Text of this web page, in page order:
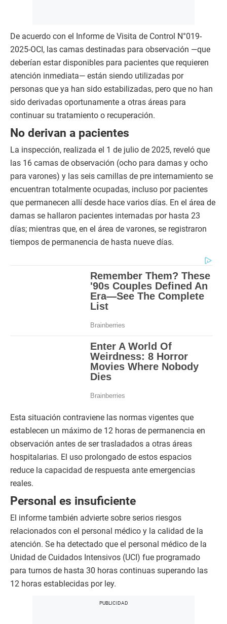
De acuerdo con el Informe de Visita de Control N°019-
2025-OCI, las camas destinadas para observación —que
deberían estar disponibles para pacientes que requieren
atención inmediata— están siendo utilizadas por
personas que ya han sido estabilizadas, pero que no han
sido derivadas oportunamente a otras áreas para
continuar su tratamiento o recuperación.
No derivan a pacientes
La inspección, realizada el 1 de julio de 2025, reveló que
las 16 camas de observación (ocho para damas y ocho
para varones) y las seis camillas de pre internamiento se
encuentran totalmente ocupadas, incluso por pacientes
que permanecen allí desde hace varios días. En el área de
damas se hallaron pacientes internadas por hasta 23
días; mientras que, en el área de varones, se registraron
tiempos de permanencia de hasta nueve días.
Esta situación contraviene las normas vigentes que
establecen un máximo de 12 horas de permanencia en
observación antes de ser trasladados a otras áreas
hospitalarias. El uso prolongado de estos espacios
reduce la capacidad de respuesta ante emergencias
reales.
Personal es insuficiente
El informe también advierte sobre serios riesgos
relacionados con el personal médico y la calidad de la
atención. Se ha detectado que el personal médico de la
Unidad de Cuidados Intensivos (UCI) fue programado
para turnos de hasta 30 horas continuas superando las
12 horas establecidas por ley.